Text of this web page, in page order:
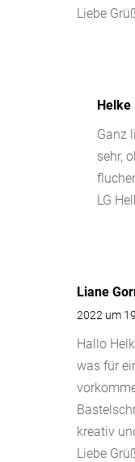
Liebe
Helke
Ganz
sehr,
LG
Liane
2022 um
Hallo
was für
kreativ
Liebe